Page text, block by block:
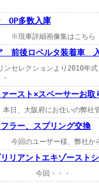
OP多数入庫
像集はこちら ・
前後ロベルタ装着車
セレクションより2010年
ースト×スペーサーお取
お住いの弊社管理ユ
ラー、スプリング交換
ー様、弊社から5台
リアントエキゾースト
・・